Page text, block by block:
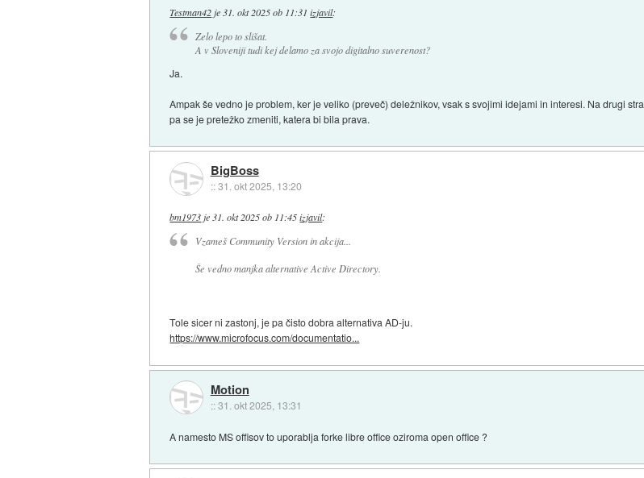
Testman42 je 31. okt 2025 ob 11:31 izjavil:
Zelo lepo to slišat.
A v Sloveniji tudi kej delamo za svojo digitalno suverenost?
Ja.
Ampak še vedno je problem, ker je veliko (preveč) deležnikov, vsak s svojimi idejami in interesi. Na drugi
pa se je pretežko zmeniti, katera bi bila prava.
BigBoss
::31. okt 2025, 13:20
bm1973 je 31. okt 2025 ob 11:45 izjavil:
Vzameš Community Version in akcija...
Še vedno manjka alternative Active Directory.
Tole sicer ni zastonj, je pa čisto dobra alternativa AD-ju.
https://www.microfocus.com/documentatio...
Motion
::31. okt 2025, 13:31
A namesto MS offisov to uporablja forke libre office oziroma open office ?